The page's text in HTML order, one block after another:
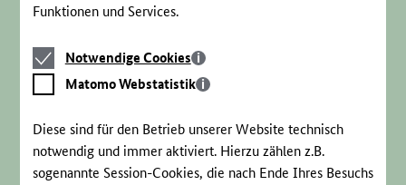
Funktionen und Services.
Notwendige
Cookies
Notwendige Cookies
Matomo
Webstatistik
Matomo Webstatistik
Diese sind für den Betrieb unserer Website technisch
notwendig und immer aktiviert. Hierzu zählen z.B.
sogenannte Session-Cookies, die nach Ende Ihres Besuchs